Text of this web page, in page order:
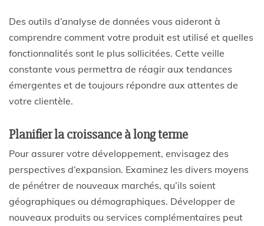
Des outils d’analyse de données vous aideront à
comprendre comment votre produit est utilisé et quelles
fonctionnalités sont le plus sollicitées. Cette veille
constante vous permettra de réagir aux tendances
émergentes et de toujours répondre aux attentes de
votre clientèle.
Planifier la croissance à long terme
Pour assurer votre développement, envisagez des
perspectives d’expansion. Examinez les divers moyens
de pénétrer de nouveaux marchés, qu’ils soient
géographiques ou démographiques. Développer de
nouveaux produits ou services complémentaires peut